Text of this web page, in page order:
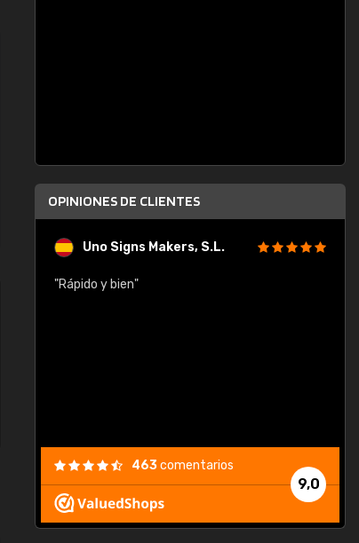
OPINIONES DE CLIENTES
Uno Signs Makers, S.L.
"Rápido y bien"
9,0
463comentarios